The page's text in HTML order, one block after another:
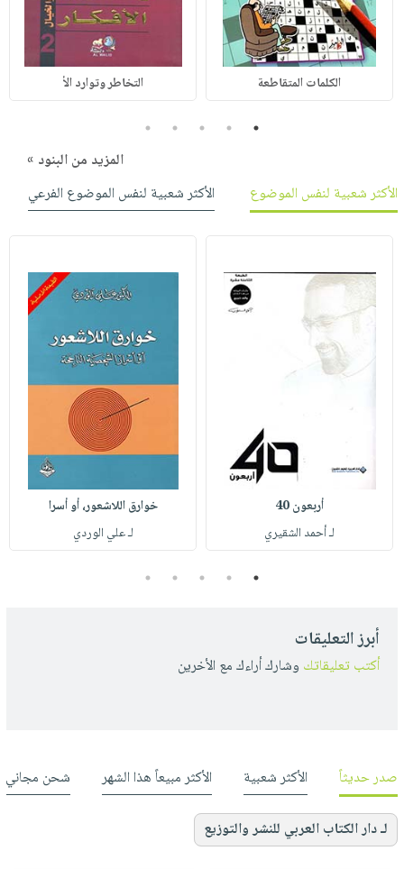
الكلمات المتقاطعة التخاطر وتوارد الأ
1
2
3
4
5
المزيد من البنود »
الأكثر شعبية لنفس الموضوع
الأكثر شعبية لنفس الموضوع الفرعي
أربعون 40
لـ أحمد الشقيري
خوارق اللاشعور، أو أسرا
لـ علي الوردي
1
2
3
4
5
أبرز التعليقات
أكتب تعليقاتك وشارك أراءك مع الأخرين
صدر حديثاً الأكثر شعبية الأكثر مبيعاً هذا الشهر شحن مجاني
لـ دار الكتاب العربي للنشر والتوزيع